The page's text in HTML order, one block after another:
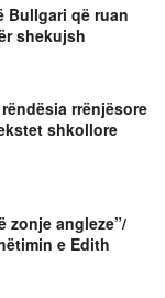
Bullgari që ruan
shekujsh
rrënjësore
shkollore
zonje angleze”/
e Edith